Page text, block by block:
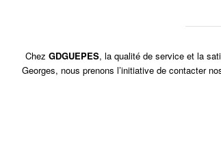
Chez GDGUEPES, la qualité de service et la
Georges, nous prenons l’initiative de contacter